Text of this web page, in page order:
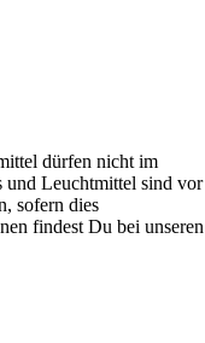
dürfen nicht im
und Leuchtmittel sind vor
sofern dies
findest Du bei unseren